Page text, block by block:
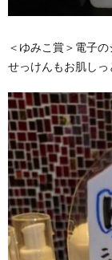
＜ゆみこ賞＞電子
せっけんもお肌しっ